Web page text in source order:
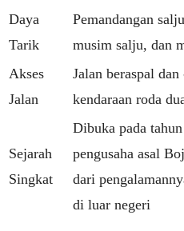
Daya
Tarik
Pemandangan
musim salju, dan
Akses
Jalan
Jalan beraspal
kendaraan roda
Sejarah
Singkat
Dibuka pada
pengusaha asal
dari
di luar negeri